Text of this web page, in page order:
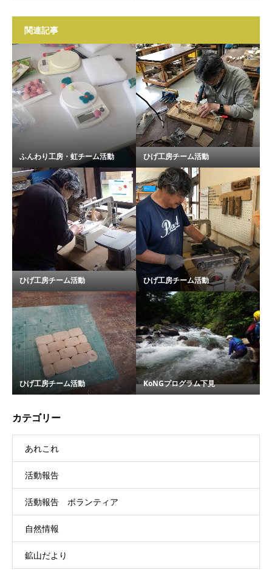
関連記事
ふんわり工房・虹チーム活動 ひげ工房チーム活動
ひげ工房チーム活動 ひげ工房チーム活動
ひげ工房チーム活動 KoNGプログラム下見
カテゴリー
あれこれ
活動報告
活動報告 ボランティア
自然情報
鉱山だより